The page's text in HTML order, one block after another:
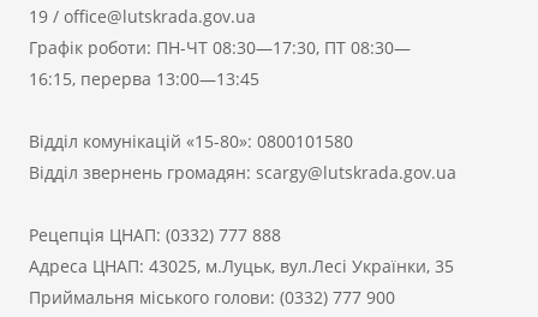
19 / office@lutskrada.gov.ua
Графік роботи: ПН-ЧТ 08:30—17:30, ПТ 08:30—
16:15, перерва 13:00—13:45
Відділ комунікацій «15-80»: 0800101580
Відділ звернень громадян: scargy@lutskrada.gov.ua
Рецепція ЦНАП: (0332) 777 888
Адреса ЦНАП: 43025, м.Луцьк, вул.Лесі Українки, 35
Приймальня міського голови: (0332) 777 900